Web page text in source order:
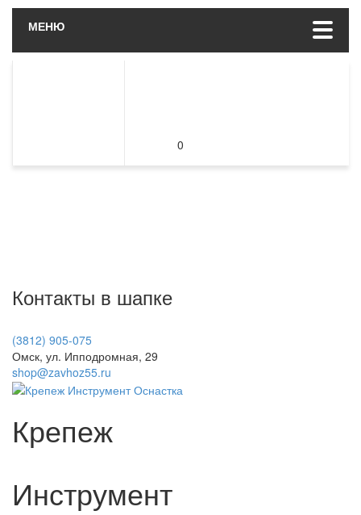
МЕНЮ
0
Контакты в шапке
(3812) 905-075
Омск, ул. Ипподромная, 29
shop@zavhoz55.ru
Крепеж
Инструмент